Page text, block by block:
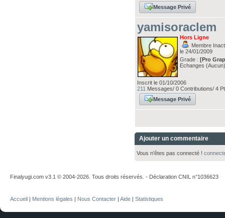
Message Privé
yamisoraclem
Hors Ligne
Membre
le 24/01/2009
Grade :[Pro
Echanges
Inscrit le 01/10/2006
211 Messages/ 0 Contributions/ 4
Message Privé
Ajouter un commentaire
Vous n'êtes pas connecté !
Finalyugi.com v3.1 © 2004-2026. Tous droits réservés. - Déclaration CNIL n°1036623
Accueil | Mentions légales | Nous Contacter | Aide | Statistiques